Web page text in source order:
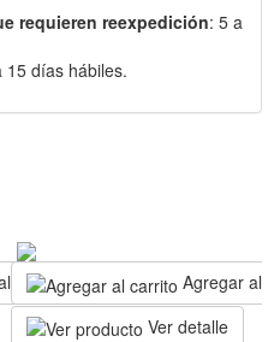
requieren reexpedición: 5 a
15 días hábiles.
carrito
Agregar al
Ver detalle